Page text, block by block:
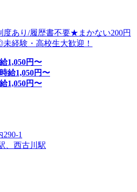
度あり/履歴書不要★まかない200円
経験・高校生大歓迎！
1,050円〜
時給1,050円〜
1,050円〜
1
、西古川駅